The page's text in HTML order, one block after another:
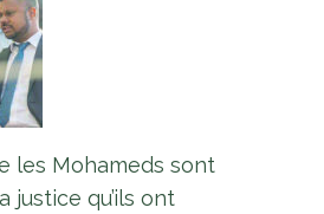
les Mohameds sont
justice qu’ils ont